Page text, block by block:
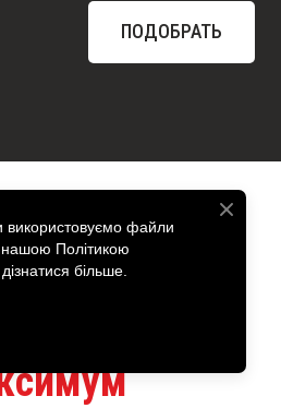
ПОДОБРАТЬ
от
використовуємо файли
Політикою
більше.